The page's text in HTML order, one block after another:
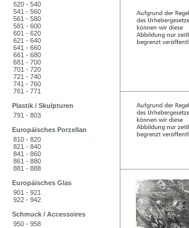
520 - 540
541 - 560
561 - 580
581 - 600
601 - 620
621 - 640
641 - 660
661 - 680
681 - 700
701 - 720
721 - 740
741 - 760
761 - 771
Plastik / Skulpturen
791 - 803
Europäisches Porzellan
810 - 820
821 - 840
841 - 860
861 - 880
881 - 888
Europäisches Glas
901 - 921
922 - 942
Schmuck / Accessoires
950 - 958